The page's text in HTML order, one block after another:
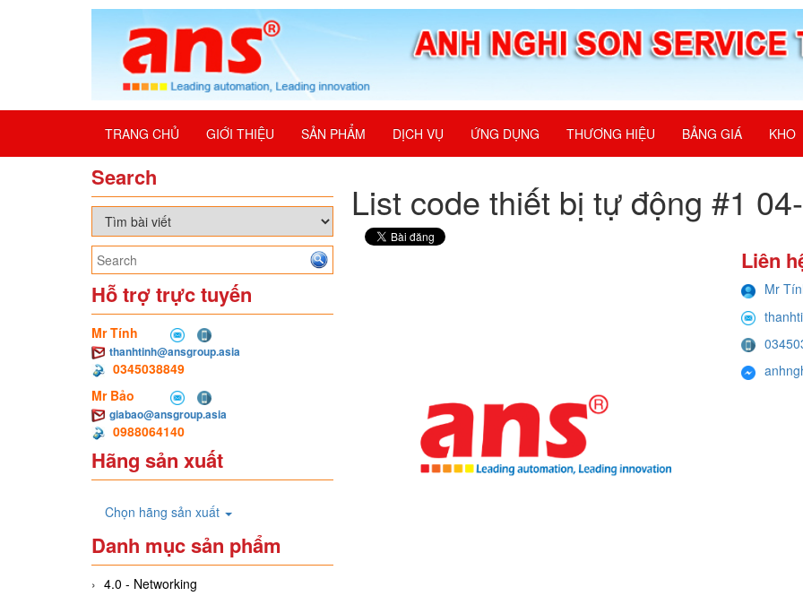
TRANG CHỦ GIỚI THIỆU SẢN PHẨM DỊCH VỤ ỨNG DỤNG THƯƠNG HIỆU BẢNG GIÁ KHO
Search
Hỗ trợ trực tuyến
Mr Tính
thanhtinh@ansgroup.asia
0345038849
Mr Bảo
giabao@ansgroup.asia
0988064140
Hãng sản xuất
Chọn hãng sản xuất
Danh mục sản phẩm
4.0 - Networking
List code thiết bị tự động #1
Liên
Mr